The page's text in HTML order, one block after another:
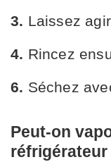
3. Laissez
4. Rincez
6. Séchez
Peut-on
réfrigérateur